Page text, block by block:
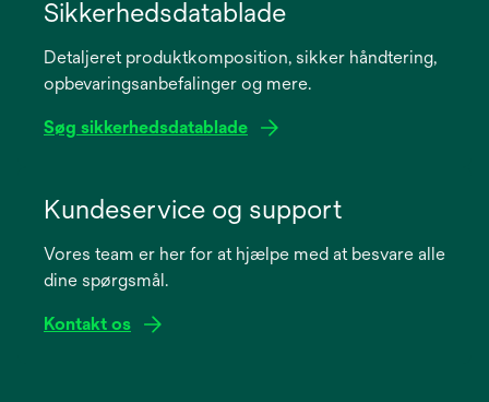
new
Sikkerhedsdatablade
Detaljeret produktkomposition, sikker håndtering,
opbevaringsanbefalinger og mere.
Søg sikkerhedsdatablade
new
Kundeservice og support
Vores team er her for at hjælpe med at besvare alle
dine spørgsmål.
Kontakt os